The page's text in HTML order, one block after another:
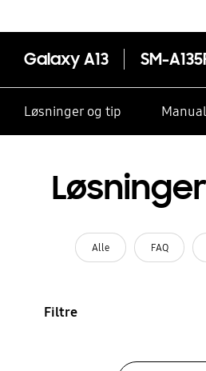
Galaxy A13 SM-
Løsninger og tip
Alle FAQ
Filtre